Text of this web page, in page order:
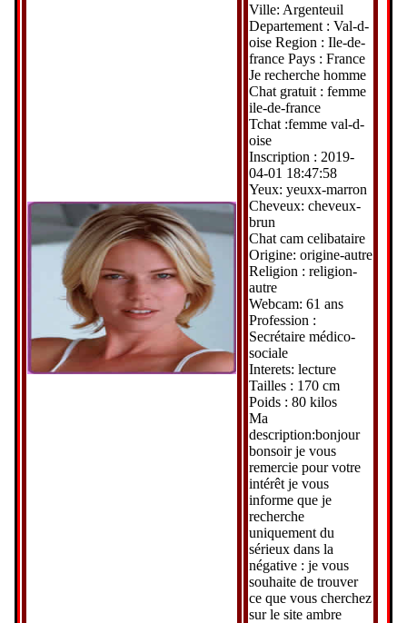
Ville: Argenteuil
Departement : Val-d-
oise Region : Ile-de-
france Pays : France
Je recherche homme
Chat gratuit : femme
ile-de-france
Tchat :femme val-d-
oise
Inscription : 2019-
04-01 18:47:58
Yeux: yeuxx-marron
Cheveux: cheveux-
brun
Chat cam celibataire
Origine: origine-autre
Religion : religion-
autre
Webcam: 61 ans
Profession :
Secrétaire médico-
sociale
Interets: lecture
Tailles : 170 cm
Poids : 80 kilos
Ma
description:bonjour
bonsoir je vous
remercie pour votre
intérêt je vous
informe que je
recherche
uniquement du
sérieux dans la
négative : je vous
souhaite de trouver
ce que vous cherchez
sur le site ambre